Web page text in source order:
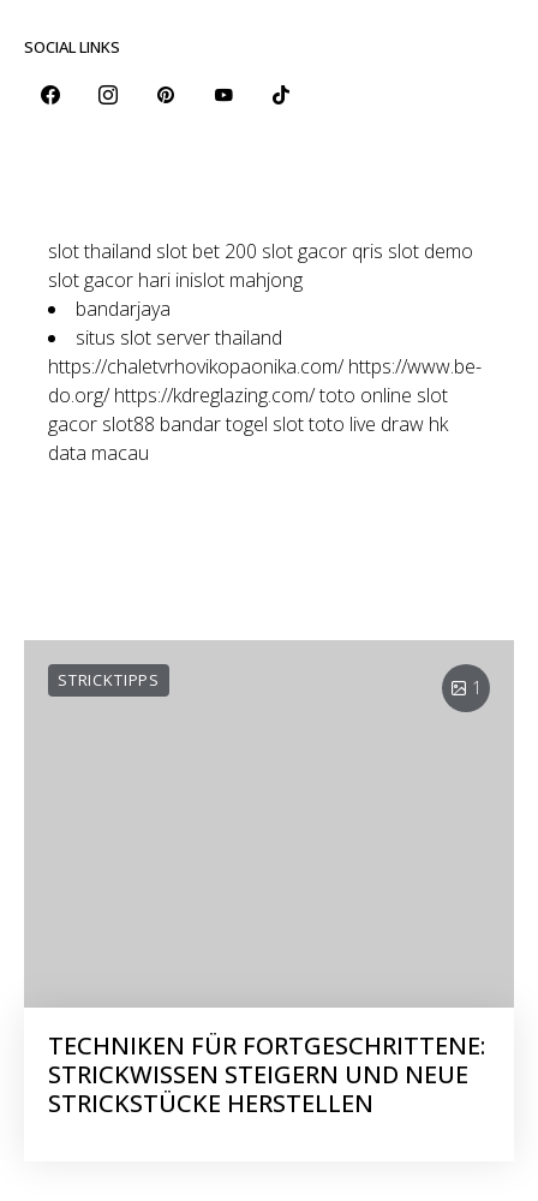
SOCIAL LINKS
slot thailand slot bet 200 slot gacor qris slot demo
slot gacor hari inislot mahjong
bandarjaya
situs slot server thailand
https://chaletvrhovikopaonika.com/ https://www.be-
do.org/ https://kdreglazing.com/toto online slot
gacor slot88 bandar togel slot toto live draw hk
data macau
1
STRICKTIPPS
TECHNIKEN FÜR FORTGESCHRITTENE:
STRICKWISSEN STEIGERN UND NEUE
STRICKSTÜCKE HERSTELLEN